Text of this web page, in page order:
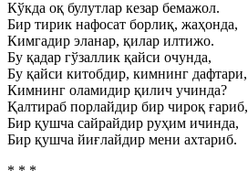
Кўкда оқ булутлар кезар бемажол.
Бир тирик нафосат борлиқ, жаҳонда,
Кимгадир эланар, қилар илтижо.
Бу қадар гўзаллик қайси очунда,
Бу қайси китобдир, кимнинг дафтари,
Кимнинг оламидир қилич учинда?
Қалтираб порлайдир бир чироқ ғариб,
Бир қушча сайрайдир руҳим ичинда,
Бир қушча йиғлайдир мени ахтариб.
* * *